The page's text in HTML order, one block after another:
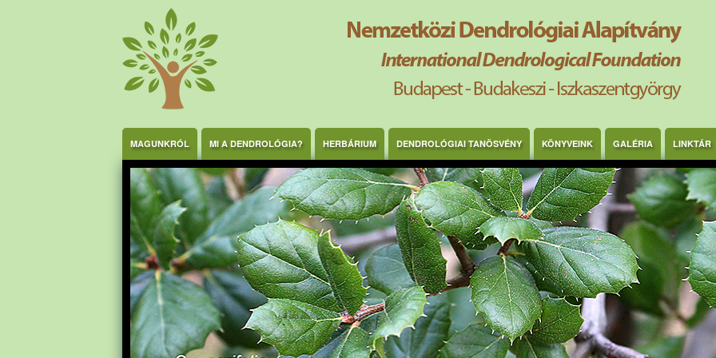
MAGUNKRÓL MI A DENDROLÓGIA? HERBÁRIUM DENDROLÓGIAI TANÖSVÉNY KÖNYVEINK GALÉRIA LINKTÁR